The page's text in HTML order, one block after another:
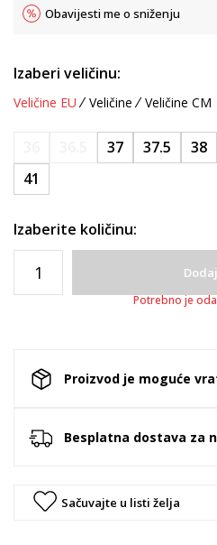
Obavijesti me o sniženju
Izaberi veličinu:
Veličine EU Veličine Veličine CM
37 37.5 38
41
Izaberite količinu:
Potrebno je
Proizvod je moguće
Besplatna dostava za
Sačuvajte u listi želja